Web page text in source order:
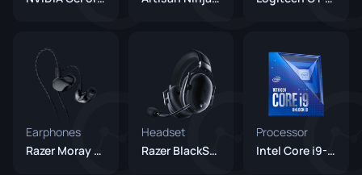
Earphones
Razer Moray Black
Headset
Razer BlackShark V2 Pro Black
Processor
Intel Core i9-10900K